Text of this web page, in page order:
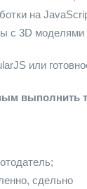
на
с 3D моделями
или
выполнить
сдельно